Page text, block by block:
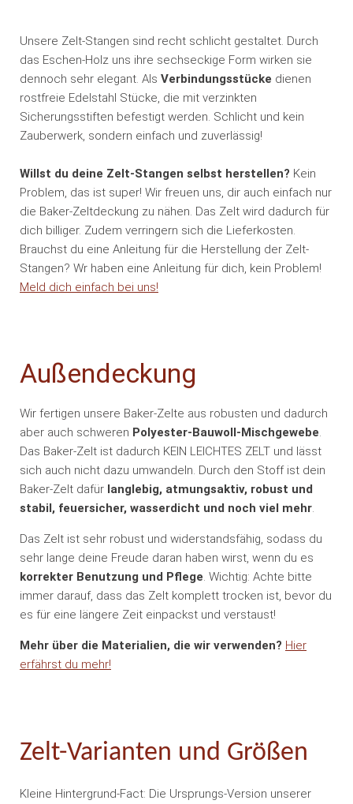
Unsere Zelt-Stangen sind recht schlicht gestaltet. Durch
das Eschen-Holz uns ihre sechseckige Form wirken sie
dennoch sehr elegant. Als Verbindungsstücke dienen
rostfreie Edelstahl Stücke, die mit verzinkten
Sicherungsstiften befestigt werden. Schlicht und kein
Zauberwerk, sondern einfach und zuverlässig!
Willst du deine Zelt-Stangen selbst herstellen? Kein
Problem, das ist super! Wir freuen uns, dir auch einfach nur
die Baker-Zeltdeckung zu nähen. Das Zelt wird dadurch für
dich billiger. Zudem verringern sich die Lieferkosten.
Brauchst du eine Anleitung für die Herstellung der Zelt-
Stangen? Wr haben eine Anleitung für dich, kein Problem!
Meld dich einfach bei uns!
Außendeckung
Wir fertigen unsere Baker-Zelte aus robusten und dadurch
aber auch schweren Polyester-Bauwoll-Mischgewebe
Das Baker-Zelt ist dadurch KEIN LEICHTES ZELT und lässt
sich auch nicht dazu umwandeln. Durch den Stoff ist dein
Baker-Zelt dafür langlebig, atmungsaktiv, robust und
stabil, feuersicher, wasserdicht und noch viel mehr
Das Zelt ist sehr robust und widerstandsfähig, sodass du
sehr lange deine Freude daran haben wirst, wenn du es
korrekter Benutzung und Pflege . Wichtig: Achte bitte
immer darauf, dass das Zelt komplett trocken ist, bevor du
es für eine längere Zeit einpackst und verstaust!
Mehr über die Materialien, die wir verwenden? Hier
erfährst du mehr!
Zelt-Varianten und Größen
Kleine Hintergrund-Fact: Die Ursprungs-Version unserer